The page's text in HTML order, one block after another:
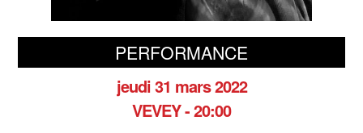
PERFORMANCE
jeudi 31 mars 2022
VEVEY - 20:00